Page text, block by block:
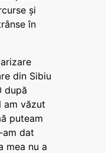
și
în
din Sibiu
după
am văzut
puteam
dat
mea nu a